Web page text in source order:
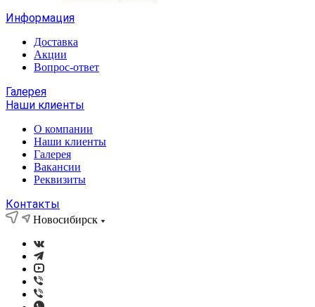
Информация
Доставка
Акции
Вопрос-ответ
Галерея
Наши клиенты
О компании
Наши клиенты
Галерея
Вакансии
Реквизиты
Контакты
Новосибирск